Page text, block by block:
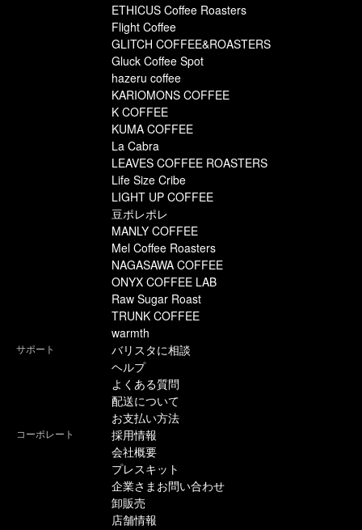
ETHICUS Coffee Roasters
Flight Coffee
GLITCH COFFEE&ROASTERS
Gluck Coffee Spot
hazeru coffee
KARIOMONS COFFEE
K COFFEE
KUMA COFFEE
La Cabra
LEAVES COFFEE ROASTERS
Life Size Cribe
LIGHT UP COFFEE
豆ポレポレ
MANLY COFFEE
Mel Coffee Roasters
NAGASAWA COFFEE
ONYX COFFEE LAB
Raw Sugar Roast
TRUNK COFFEE
warmth
サポート
バリスタに相談
ヘルプ
よくある質問
配送について
お支払い方法
コーポレート
採用情報
会社概要
プレスキット
企業さまお問い合わせ
卸販売
店舗情報